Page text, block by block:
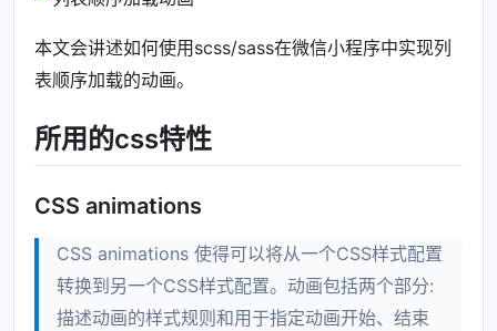
本文会讲述如何使用scss/sass在微信小程序中实现列
表顺序加载的动画。
所用的css特性
CSS animations
CSS animations 使得可以将从一个CSS样式配置
转换到另一个CSS样式配置。动画包括两个部分:
描述动画的样式规则和用于指定动画开始、结束